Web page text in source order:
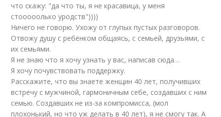
что скажу: "да что ты, я не красавица, у меня
стооооолько уродств"))))
Ничего не говорю. Ухожу от глупых пустых разговоров.
Отвожу душу с ребёнком общаясь, с семьей, друзьями, с
их семьями.
Я не знаю что я хочу узнать у вас, написав сюда…
Я хочу почувствовать поддержку.
Расскажите, что вы знаете женщин 40 лет, получивших
встречу с мужчиной, гармоничным себе, создавших с ним
семью. Создавших не из-за компромисса, (мол
плохонький, но что уж делать в 40 лет), я не смогу так. А